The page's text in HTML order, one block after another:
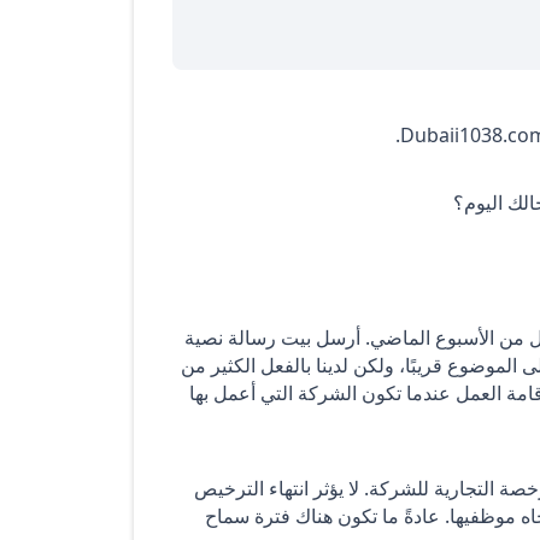
اليوم؟
الأسبوع الماضي. أرسل بيت رسالة نصية
قريبًا، ولكن لدينا بالفعل الكثير من
العمل عندما تكون الشركة التي أعمل بها
التجارية للشركة. لا يؤثر انتهاء الترخيص
موظفيها. عادةً ما تكون هناك فترة سماح